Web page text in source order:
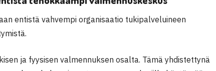
entistä vahvempi organisaatio tukipalveluineen
ja fyysisen valmennuksen osalta. Tämä yhdistettynä